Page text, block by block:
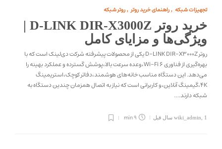
تجهیزات شبکه , راهنمای خرید روتر , روتر شبکه
خرید روتر D-LINK DIR-X3000Z |
ویژگی‌ها و مزایای کامل
روتر D-LINK DIR-X3000Z یکی از محصولات پیشرفته شرکت دی‌لینک است که با
بهره‌گیری از فناوری Wi-Fi 6،وعده سرعت بالا،پوشش گسترده و عملکرد بهینه را
می‌دهد. این دستگاه مناسب خانه‌های هوشمند،دفاتر کوچک،استریمینگ
4K،گیمینگ آنلاین،و کاربرانی است که نیاز به اتصال همزمان چندین دستگاه به
شبکه دارند….
wiki_admin 1 سال قبل 9 min